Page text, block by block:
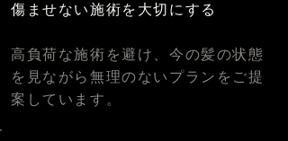
傷ませない施術を大切にする
高負荷な施術を避け、今の髪の状態
を見ながら無理のないプランをご提
案しています。